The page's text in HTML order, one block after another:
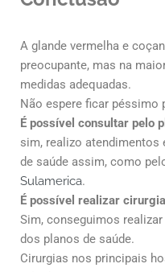
A glande vermelha e
preocupante, mas na
medidas adequadas.
Não espere ficar péssimo
É possível consultar pelo
sim, realizo atendimentos
de saúde assim, como
Sulamerica.
É possível realizar
Sim, conseguimos
dos planos de saúde.
Cirurgias nos principais